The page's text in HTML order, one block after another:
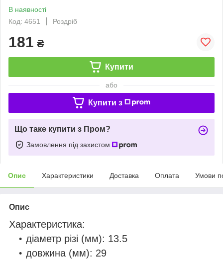
В наявності
Код: 4651
Роздріб
181 ₴
Купити
або
Купити з
Що таке купити з Пром?
Замовлення під захистом
Опис Характеристики Доставка Оплата Умови
Опис
Характеристика:
діаметр різі (мм): 13.5
довжина (мм): 29